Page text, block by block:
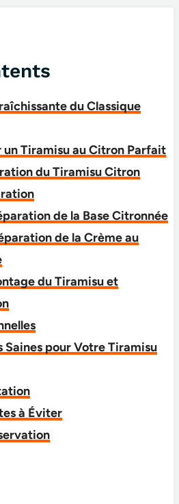
du Classique
Tiramisu au Citron Parfait
du Tiramisu Citron
de la Base Citronnée
de la Crème au
du Tiramisu et
Saines pour Votre Tiramisu
à Éviter